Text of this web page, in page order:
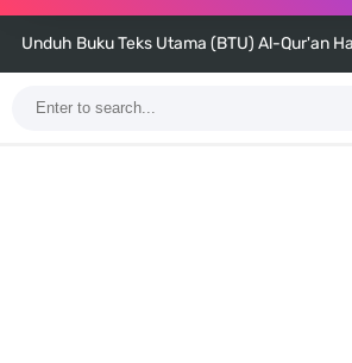
Unduh Buku Teks Utama (BTU) Al-Qur'an